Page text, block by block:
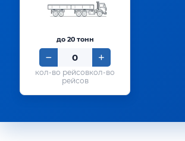
до 20 тонн
кол-во
рейсов